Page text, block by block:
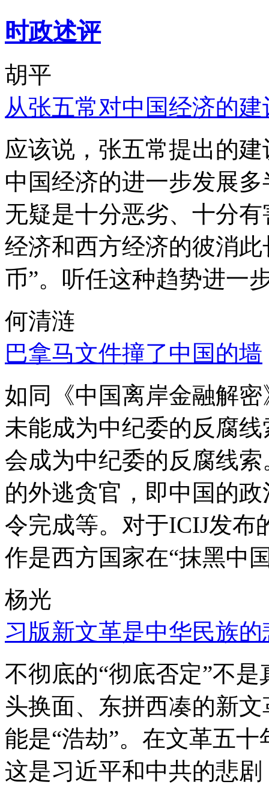
时政述评
胡平
从张五常对中国经济的
应该说，张五常提出的
中国经济的进一步发展
无疑是十分恶劣、十分
经济和西方经济的彼消
币”。听任这种趋势进一
何清涟
巴拿马文件撞了中国的墙
如同《中国离岸金融解
未能成为中纪委的反腐
会成为中纪委的反腐线
的外逃贪官，即中国的
令完成等。对于ICIJ发布
作是西方国家在“抹黑中
杨光
习版新文革是中华民族的
不彻底的“彻底否定”不
头换面、东拼西凑的新
能是“浩劫”。在文革五
这是习近平和中共的悲